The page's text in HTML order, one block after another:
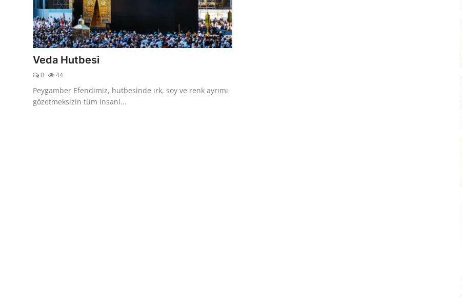
NAMAZ
DUALAR
KİMDİR?
DİNİ MESAJLAR
Veda Hutbesi
0 44
Peygamber Efendimiz, hutbesinde ırk, soy ve renk ayrımı
gözetmeksizin tüm insanl...